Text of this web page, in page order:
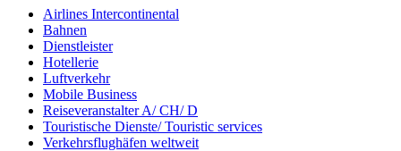
Airlines Intercontinental
Bahnen
Dienstleister
Hotellerie
Luftverkehr
Mobile Business
Reiseveranstalter A/ CH/ D
Touristische Dienste/ Touristic services
Verkehrsflughäfen weltweit